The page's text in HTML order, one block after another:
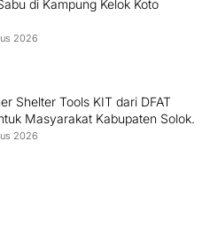
di Kampung Kelok Koto
2026
Shelter Tools KIT dari DFAT
Masyarakat Kabupaten Solok.
2026